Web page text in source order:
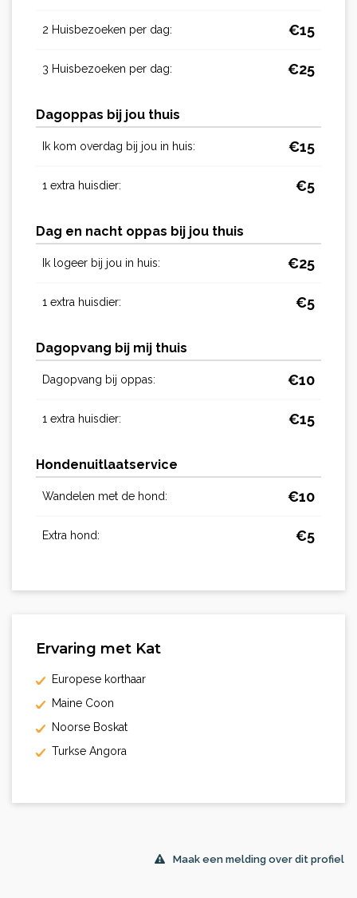
2 Huisbezoeken per dag: €15
3 Huisbezoeken per dag: €25
Dagoppas bij jou thuis
Ik kom overdag bij jou in huis: €15
1 extra huisdier: €5
Dag en nacht oppas bij jou thuis
Ik logeer bij jou in huis: €25
1 extra huisdier: €5
Dagopvang bij mij thuis
Dagopvang bij oppas: €10
1 extra huisdier: €15
Hondenuitlaatservice
Wandelen met de hond: €10
Extra hond: €5
Ervaring met Kat
Europese korthaar
Maine Coon
Noorse Boskat
Turkse Angora
Maak een melding over dit profiel